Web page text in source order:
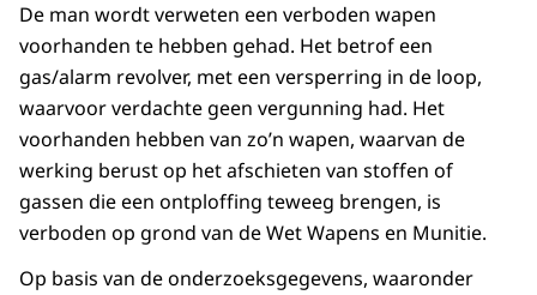
De man wordt verweten een verboden wapen
voorhanden te hebben gehad. Het betrof een
gas/alarm revolver, met een versperring in de loop,
waarvoor verdachte geen vergunning had. Het
voorhanden hebben van zo’n wapen, waarvan de
werking berust op het afschieten van stoffen of
gassen die een ontploffing teweeg brengen, is
verboden op grond van de Wet Wapens en Munitie.
Op basis van de onderzoeksgegevens, waaronder